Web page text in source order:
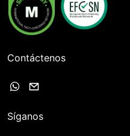
Contáctenos
Síganos